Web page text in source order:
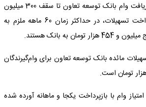
متقاضیانی که موفق به دریافت وام بانک توسعه تعاون تا سقف 300 میلیون
تومان شوند جهت بازپرداخت تسهیلات، در حداکثر زمان 60 ماهه ملزم به
به بانک هستند.
مائده بانک توسعه تعاون برای وام‌گیرندگان
وام با بازپرداخت یکجا و ماهانه آورده شده